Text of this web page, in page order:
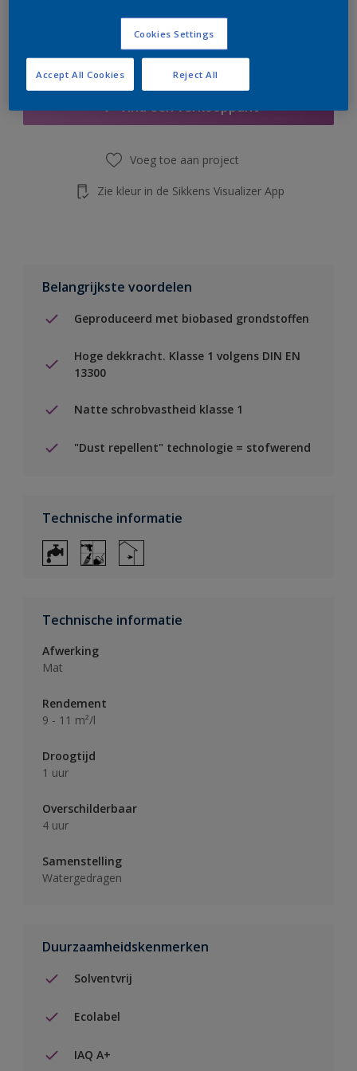
Boodschappenlijst
Vind een verkooppunt
Voeg toe aan project
Zie kleur in de Sikkens Visualizer App
Belangrijkste voordelen
Geproduceerd met biobased grondstoffen
Hoge dekkracht. Klasse 1 volgens DIN EN
13300
Natte schrobvastheid klasse 1
"Dust repellent" technologie = stofwerend
Technische informatie
Technische informatie
Afwerking
Mat
Rendement
9 - 11 m²/l
Droogtijd
1 uur
Overschilderbaar
4 uur
Samenstelling
Watergedragen
Duurzaamheidskenmerken
Solventvrij
Ecolabel
IAQ A+
Cookies Settings
Reject All
Accept All Cookies